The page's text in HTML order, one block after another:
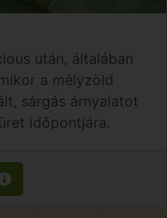
után, általában
a mélyzöld
sárgás árnyalatot
időpontjára.